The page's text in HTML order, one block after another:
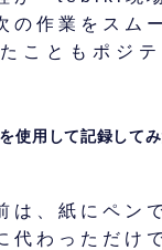
の作業をスム
こともポジ
使用して記録してみ
は、紙にペン
代わっただけ